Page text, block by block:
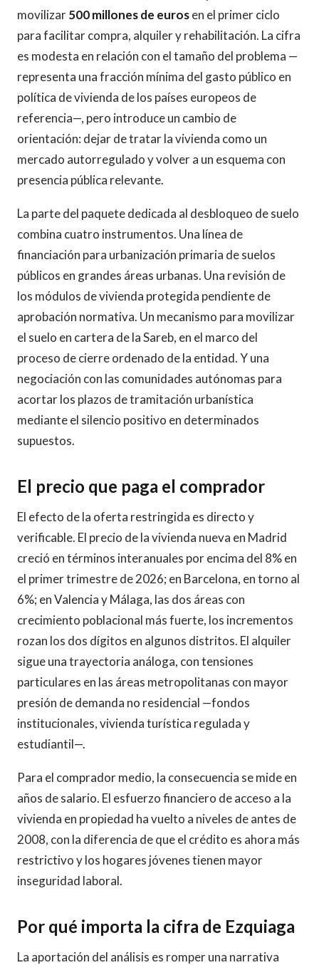
movilizar500 millones de eurosen el primer ciclo
para facilitar compra, alquiler y rehabilitación. La cifra
es modesta en relación con el tamaño del problema —
representa una fracción mínima del gasto público en
política de vivienda de los países europeos de
referencia—, pero introduce un cambio de
orientación: dejar de tratar la vivienda como un
mercado autorregulado y volver a un esquema con
presencia pública relevante.
La parte del paquete dedicada al desbloqueo de suelo
combina cuatro instrumentos. Una línea de
financiación para urbanización primaria de suelos
públicos en grandes áreas urbanas. Una revisión de
los módulos de vivienda protegida pendiente de
aprobación normativa. Un mecanismo para movilizar
el suelo en cartera de la Sareb, en el marco del
proceso de cierre ordenado de la entidad. Y una
negociación con las comunidades autónomas para
acortar los plazos de tramitación urbanística
mediante el silencio positivo en determinados
supuestos.
El precio que paga el comprador
El efecto de la oferta restringida es directo y
verificable. El precio de la vivienda nueva en Madrid
creció en términos interanuales por encima del 8% en
el primer trimestre de 2026; en Barcelona, en torno al
6%; en Valencia y Málaga, las dos áreas con
crecimiento poblacional más fuerte, los incrementos
rozan los dos dígitos en algunos distritos. El alquiler
sigue una trayectoria análoga, con tensiones
particulares en las áreas metropolitanas con mayor
presión de demanda no residencial —fondos
institucionales, vivienda turística regulada y
estudiantil—.
Para el comprador medio, la consecuencia se mide en
años de salario. El esfuerzo financiero de acceso a la
vivienda en propiedad ha vuelto a niveles de antes de
2008, con la diferencia de que el crédito es ahora más
restrictivo y los hogares jóvenes tienen mayor
inseguridad laboral.
Por qué importa la cifra de Ezquiaga
La aportación del análisis es romper una narrativa